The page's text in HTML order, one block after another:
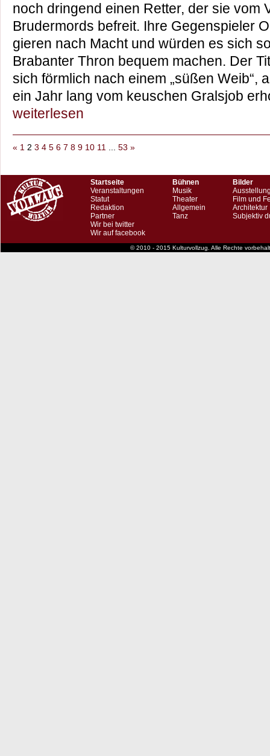
noch dringend einen Retter, der sie vom
Brudermords befreit. Ihre Gegenspieler
gieren nach Macht und würden es sich
Brabanter Thron bequem machen. Der
sich förmlich nach einem „süßen Weib“,
ein Jahr lang vom keuschen Gralsjob
weiterlesen
« 1 2 3 4 5 6 7 8 9 10 11 ... 53 »
Startseite
Veranstaltungen
Statut
Redaktion
Partner
Wir bei twitter
Wir auf facebook
Bühnen
Musik
Theater
Allgemein
Tanz
Bilder
Film und
Architektur
Subjektiv
© 2010 - 2015 Kulturvollzug. Alle Rechte